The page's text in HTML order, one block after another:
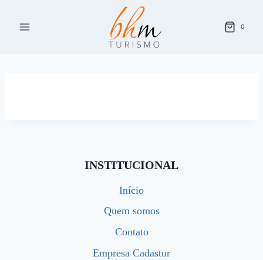
para
0
INSTITUCIONAL
Início
Quem somos
Contato
Empresa Cadastur